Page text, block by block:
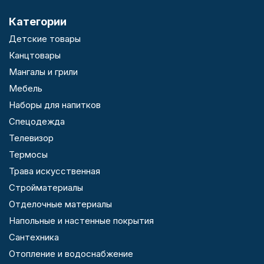
Категории
Детские товары
Канцтовары
Мангалы и грили
Мебель
Наборы для напитков
Спецодежда
Телевизор
Термосы
Трава искусственная
Стройматериалы
Отделочные материалы
Напольные и настенные покрытия
Сантехника
Отопление и водоснабжение